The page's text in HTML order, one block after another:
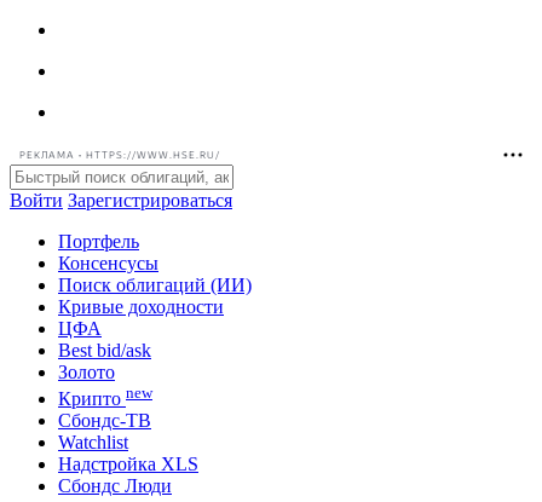
РЕКЛАМА • HTTPS://WWW.HSE.RU/
Войти Зарегистрироваться
Портфель
Консенсусы
Поиск облигаций (ИИ)
Кривые доходности
ЦФА
Best bid/ask
Золото
Крипто new
Сбондс-ТВ
Watchlist
Надстройка XLS
Сбондс Люди